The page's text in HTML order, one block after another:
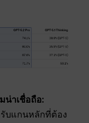
น่าเชื่อถือ:
บแกนหลักที่ต้อง